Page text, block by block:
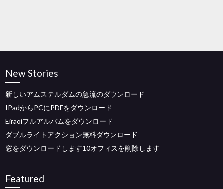
New Stories
新しいアムステルダムの急流のダウンロード
IPadからPCにPDFをダウンロード
Eiraoiフルアルバムをダウンロード
ダブルライトアクション無料ダウンロード
窓をダウンロードします10オフィスを削除します
Featured